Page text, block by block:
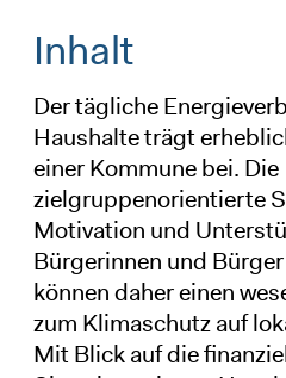
Inhalt
Der tägliche
Haushalte trägt
einer Kommune bei. Die
zielgruppenorientierte
Motivation und
Bürgerinnen und
können daher einen
zum Klimaschutz auf
Mit Blick auf die